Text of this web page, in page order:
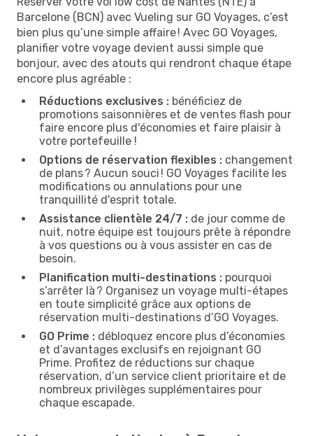
Barcelone (BCN) avec Vueling sur GO Voyages, c’est
bien plus qu’une simple affaire ! Avec GO Voyages,
planifier votre voyage devient aussi simple que
bonjour, avec des atouts qui rendront chaque étape
encore plus agréable :
Réductions exclusives : bénéficiez de
promotions saisonnières et de ventes flash pour
faire encore plus d'économies et faire plaisir à
votre portefeuille !
Options de réservation flexibles : changement
de plans ? Aucun souci ! GO Voyages facilite les
modifications ou annulations pour une
tranquillité d'esprit totale.
Assistance clientèle 24/7 : de jour comme de
nuit, notre équipe est toujours prête à répondre
à vos questions ou à vous assister en cas de
besoin.
Planification multi-destinations : pourquoi
s’arrêter là ? Organisez un voyage multi-étapes
en toute simplicité grâce aux options de
réservation multi-destinations d’GO Voyages.
GO Prime : débloquez encore plus d’économies
et d’avantages exclusifs en rejoignant GO
Prime. Profitez de réductions sur chaque
réservation, d’un service client prioritaire et de
nombreux privilèges supplémentaires pour
chaque escapade.